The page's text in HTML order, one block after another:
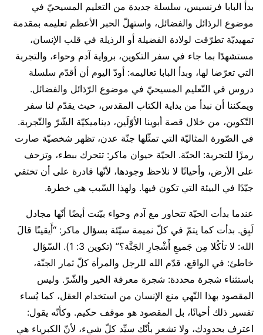
بدأ البابا فرنسيس، سلسلة جديدة من التعليم المسيحيّ في
موضوع الرذائل والفضائل، واستهلّ الحبر الأعظم تعليمه بمقدمة
تمهيديّة تطرّقت لولادة الفضيلة أو الرذيلة في قلب الإنسان،
مستشهدًا بما جاء في سفر التكوين، برواية آدم وحواء، والتجربة
التي تعرّضا لها، وبدأ البابا تعاليمه: أودّ اليوم أن أقدّم سلسلة
دروس في التّعليم المسيحيّ في موضوع الرّذائل والفضائل.
ويمكننا أن نبدأ من بداية الكتاب المقدس، حيث يقدّم لنا سفر
التّكوين، من خلال قصة أبوينا الأوّلَين، ديناميكيّة الشّرّ والتّجربة.
في الصّورة المثاليّة التي تمثّلها جنّة عدن، تظهر شخصيّة صارت
رمزًا للتجربة: الحيّة. الحيّة حيوان ماكر: تتحرك ببطء، وتزحف
على الأرض، وأحيانًا لا نلاحظ وجودها، لأنّها قادرة على أن تختفي
جيّدًا في البيئة التي تكون فيها. ولهذا السّبب هي خطرة.
عندما بدأت الحيّة تتحاور مع آدم وحواء بيّنت أيضًا أنّها مجادل
لَبِق. بدأت كما يتمّ في كلّ نميمة سيّئة بسؤال ماكر: “أَيقينًا قالَ
الله: لا تأكُلا مِن جَميعِ أَشْجارِ الجَنَّة؟” (تكوين 3: 1). السّؤال
خاطئ: في الواقع، قدّم الله للرجل والمرأة كلّ ثمار الجنّة،
باستثناء شجرة محددة: شجرة معرفة الخير والشّرّ. وليس
المقصود بهذا النّهي منع الإنسان من استخدام العقل، كما يُساء
تفسير ذلك أحيانًا، بل المقصود هو موقف حكيم. وكأنّه يقول:
اعترف بحدودك، ولا تشعر بأنّك سيِّد كلّ شيء، لأنّ الكبرياء هي